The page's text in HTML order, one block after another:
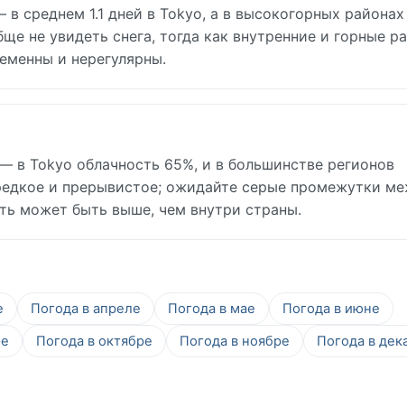
среднем 1.1 дней в Tokyo, а в высокогорных районах
не увидеть снега, тогда как внутренние и горные
и нерегулярны.
в Tokyo облачность 65%, и в большинстве регионов
и прерывистое; ожидайте серые промежутки
может быть выше, чем внутри страны.
Погода в апреле Погода в мае
Погода в июне
Погода в октябре Погода в ноябре Погода в